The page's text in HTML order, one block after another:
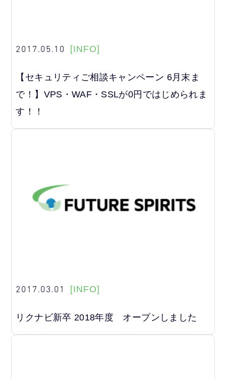
2017.05.10 [INFO]
【セキュリティご相談キャンペーン 6月末ま
で！】VPS・WAF・SSLが0円ではじめられま
す！！
2017.03.01 [INFO]
リクナビ新卒 2018年度 オープンしました